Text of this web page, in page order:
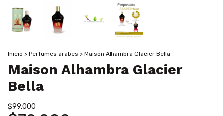
Inicio > Perfumes árabes > Maison Alhambra Glacier Bella
Maison Alhambra Glacier
Bella
$99.000